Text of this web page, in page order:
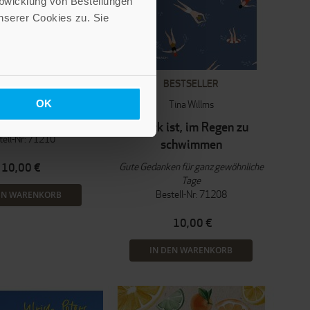
Cookies zu. Sie
OK
wie die Bäume
Leben in wachsenden
Nr: 71210
10,00 €
WARENKORB
BESTSELLER
Tina Willms
Glück ist, im Regen zu
schwimmen
Gute Gedanken für ganz gewöhnliche
Tage
Bestell-Nr: 71208
10,00 €
IN DEN WARENKORB